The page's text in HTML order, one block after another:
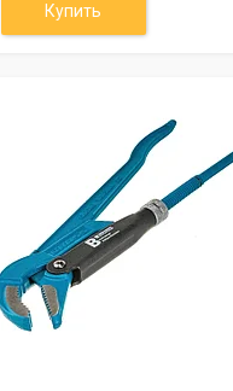
Купить